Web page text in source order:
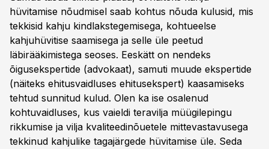
hüvitamise nõudmisel saab kohtus nõuda kulusid, mis
tekkisid kahju kindlakstegemisega, kohtueelse
kahjuhüvitise saamisega ja selle üle peetud
läbirääkimistega seoses. Eeskätt on nendeks
õigusekspertide (advokaat), samuti muude ekspertide
(näiteks ehitusvaidluses ehitusekspert) kaasamiseks
tehtud sunnitud kulud. Olen ka ise osalenud
kohtuvaidluses, kus vaieldi teravilja müügilepingu
rikkumise ja vilja kvaliteedinõuetele mittevastavusega
tekkinud kahjulike tagajärgede hüvitamise üle. Seda